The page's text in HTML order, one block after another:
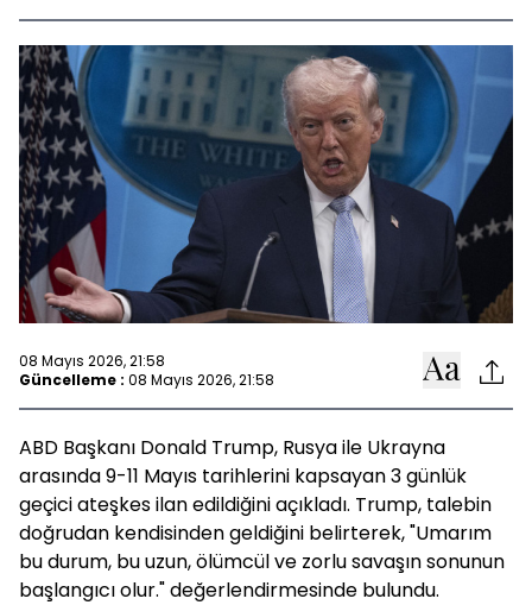
08 Mayıs 2026, 21:58
Güncelleme : 08 Mayıs 2026, 21:58
ABD Başkanı Donald Trump, Rusya ile Ukrayna
arasında 9-11 Mayıs tarihlerini kapsayan 3 günlük
geçici ateşkes ilan edildiğini açıkladı. Trump, talebin
doğrudan kendisinden geldiğini belirterek, "Umarım
bu durum, bu uzun, ölümcül ve zorlu savaşın sonunun
başlangıcı olur." değerlendirmesinde bulundu.